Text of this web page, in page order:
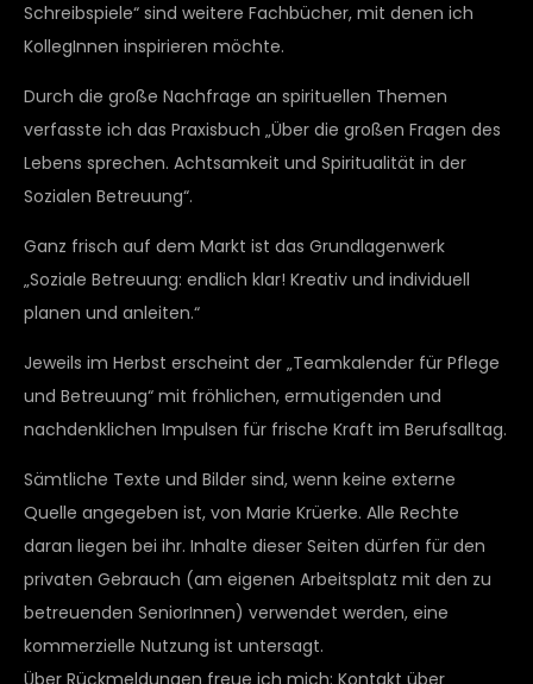
Schreibspiele“ sind weitere Fachbücher, mit denen ich
KollegInnen inspirieren möchte.
Durch die große Nachfrage an spirituellen Themen
verfasste ich das Praxisbuch „Über die großen Fragen des
Lebens sprechen. Achtsamkeit und Spiritualität in der
Sozialen Betreuung“.
Ganz frisch auf dem Markt ist das Grundlagenwerk
„Soziale Betreuung: endlich klar! Kreativ und individuell
planen und anleiten.“
Jeweils im Herbst erscheint der „Teamkalender für Pflege
und Betreuung“ mit fröhlichen, ermutigenden und
nachdenklichen Impulsen für frische Kraft im Berufsalltag.
Sämtliche Texte und Bilder sind, wenn keine externe
Quelle angegeben ist, von Marie Krüerke. Alle Rechte
daran liegen bei ihr. Inhalte dieser Seiten dürfen für den
privaten Gebrauch (am eigenen Arbeitsplatz mit den zu
betreuenden SeniorInnen) verwendet werden, eine
kommerzielle Nutzung ist untersagt.